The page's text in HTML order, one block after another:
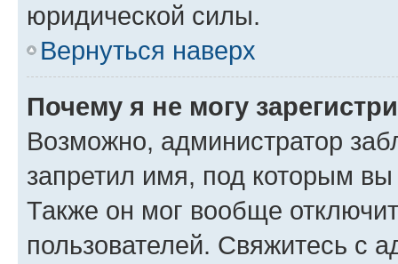
юридической силы.
Вернуться наверх
Почему я не могу
Возможно, администратор
запретил имя, под которым вы
Также он мог вообще
пользователей. Свяжитесь с